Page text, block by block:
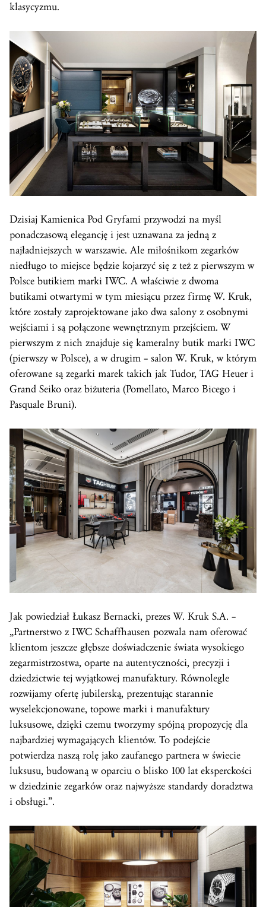
klasycyzmu.
Dzisiaj Kamienica Pod Gryfami przywodzi na myśl
ponadczasową elegancję i jest uznawana za jedną z
najładniejszych w warszawie. Ale miłośnikom zegarków
niedługo to miejsce będzie kojarzyć się z też z pierwszym w
Polsce butikiem marki IWC. A właściwie z dwoma
butikami otwartymi w tym miesiącu przez firmę W. Kruk,
które zostały zaprojektowane jako dwa salony z osobnymi
wejściami i są połączone wewnętrznym przejściem. W
pierwszym z nich znajduje się kameralny butik marki IWC
(pierwszy w Polsce), a w drugim – salon W. Kruk, w którym
oferowane są zegarki marek takich jak Tudor, TAG Heuer i
Grand Seiko oraz biżuteria (Pomellato, Marco Bicego i
Pasquale Bruni).
Jak powiedział Łukasz Bernacki, prezes W. Kruk S.A. –
„Partnerstwo z IWC Schaffhausen pozwala nam oferować
klientom jeszcze głębsze doświadczenie świata wysokiego
zegarmistrzostwa, oparte na autentyczności, precyzji i
dziedzictwie tej wyjątkowej manufaktury. Równolegle
rozwijamy ofertę jubilerską, prezentując starannie
wyselekcjonowane, topowe marki i manufaktury
luksusowe, dzięki czemu tworzymy spójną propozycję dla
najbardziej wymagających klientów. To podejście
potwierdza naszą rolę jako zaufanego partnera w świecie
luksusu, budowaną w oparciu o blisko 100 lat eksperckości
w dziedzinie zegarków oraz najwyższe standardy doradztwa
i obsługi.”.